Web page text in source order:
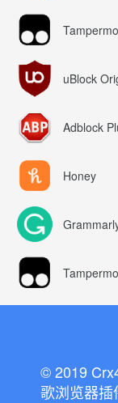
uBlock
Honey
© 2019
歌浏览器插